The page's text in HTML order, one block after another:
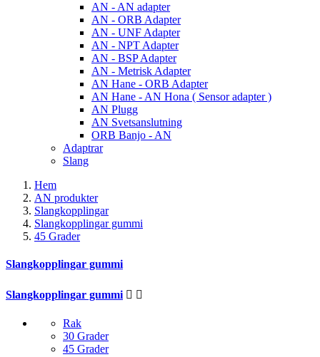
AN - AN adapter
AN - ORB Adapter
AN - UNF Adapter
AN - NPT Adapter
AN - BSP Adapter
AN - Metrisk Adapter
AN Hane - ORB Adapter
AN Hane - AN Hona ( Sensor adapter )
AN Plugg
AN Svetsanslutning
ORB Banjo - AN
Adaptrar
Slang
Hem
AN produkter
Slangkopplingar
Slangkopplingar gummi
45 Grader
Slangkopplingar gummi
Slangkopplingar gummi  
Rak
30 Grader
45 Grader